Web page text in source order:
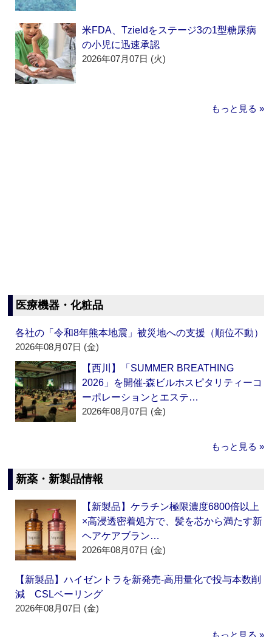
米FDA、Tzieldをステージ3の1型糖尿病
の小児に迅速承認
2026年07月07日 (火)
もっと見る »
医療機器・化粧品
各社の「令和8年熊本地震」被災地への支援（順位不動）
2026年08月07日 (金)
【西川】「SUMMER BREATHING
2026」を開催‐森ビルホスピタリティーコ
ーポレーションとエステ…
2026年08月07日 (金)
もっと見る »
新薬・新製品情報
【新製品】ケラチン極限濃度6800倍以上
×高浸透密着処方で、髪を芯から満たす新
ヘアケアブラン…
2026年08月07日 (金)
【新製品】ハイゼントラを新発売‐高用量化で投与本数削
減 CSLベーリング
2026年08月07日 (金)